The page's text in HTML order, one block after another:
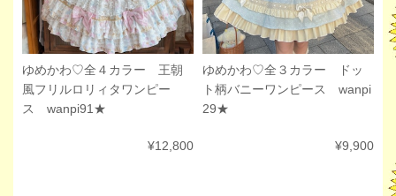
ゆめかわ♡全４カラー 王朝
風フリルロリィタワンピー
ス wanpi91★
¥12,800
ゆめかわ♡全３カラー ドッ
ト柄バニーワンピース wanpi
29★
¥9,900